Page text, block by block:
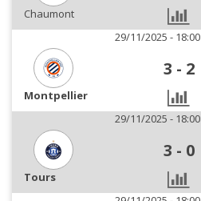
Chaumont
29/11/2025 - 18:00
3 - 2
Montpellier
29/11/2025 - 18:00
3 - 0
Tours